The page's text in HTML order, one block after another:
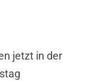
jetzt in der